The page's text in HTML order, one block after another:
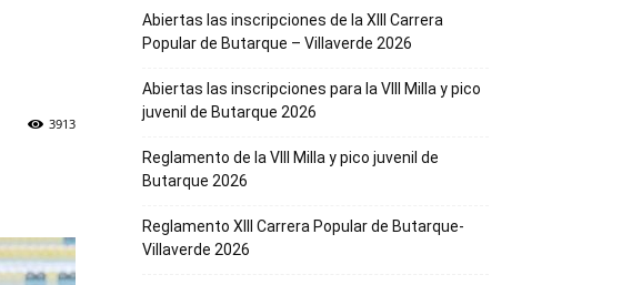
3913
Abiertas las inscripciones de la XIII Carrera
Popular de Butarque – Villaverde 2026
Abiertas las inscripciones para la VIII Milla y pico
juvenil de Butarque 2026
Reglamento de la VIII Milla y pico juvenil de
Butarque 2026
Reglamento XIII Carrera Popular de Butarque-
Villaverde 2026